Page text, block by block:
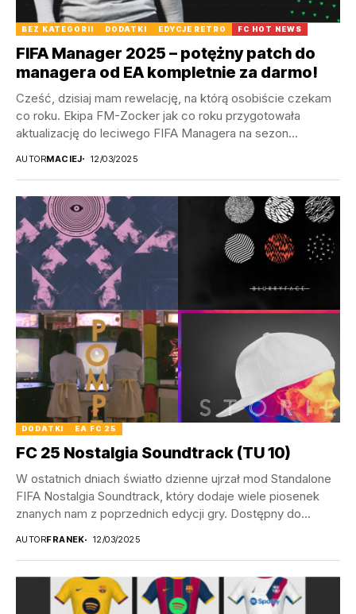
BEZ KATEGORII DODATKI EDYCJE RETRO FC HOT NEWS
FIFA Manager 2025 – potężny patch do
managera od EA kompletnie za darmo!
Cześć, dzisiaj mam rewelację, na którą osobiście czekam
co roku. Ekipa FM-Zocker jak co roku przygotowała
aktualizację do leciwego FIFA Managera na sezon...
AUTORMACIEJ 12/03/2025
DODATKI EA FC 25
FC 25 Nostalgia Soundtrack (TU 10)
W ostatnich dniach światło dzienne ujrzał mod Standalone
FIFA Nostalgia Soundtrack, który dodaje wiele piosenek
znanych nam z poprzednich edycji gry. Dostępny do...
AUTORFRANEK 12/03/2025